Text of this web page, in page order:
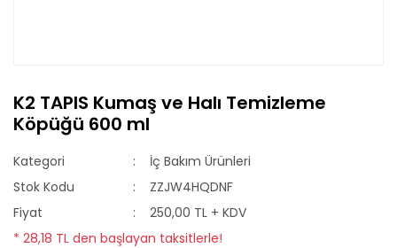
K2 TAPIS Kumaş ve Halı Temizleme
Köpüğü 600 ml
Kategori
İç Bakım Ürünleri
Stok Kodu
ZZJW4HQDNF
Fiyat
250,00 TL + KDV
* 28,18 TL den başlayan taksitlerle!